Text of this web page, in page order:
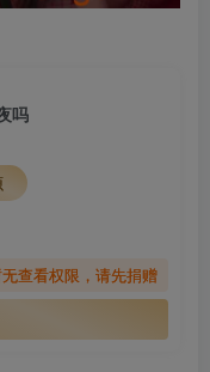
吗
查看权限，请先捐赠